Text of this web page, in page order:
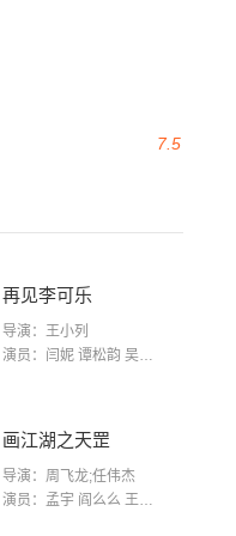
7.5
再见李可乐
导演：王小列
演员：闫妮 谭松韵 吴京 蒋龙 赵小棠 冯雷 李虎城 平安 小七 小可乐
画江湖之天罡
导演：周飞龙;任伟杰
演员：孟宇 阎么么 王凯 郭政建 阎萌萌 杨默 高枫 齐斯伽 刘芊含 马程